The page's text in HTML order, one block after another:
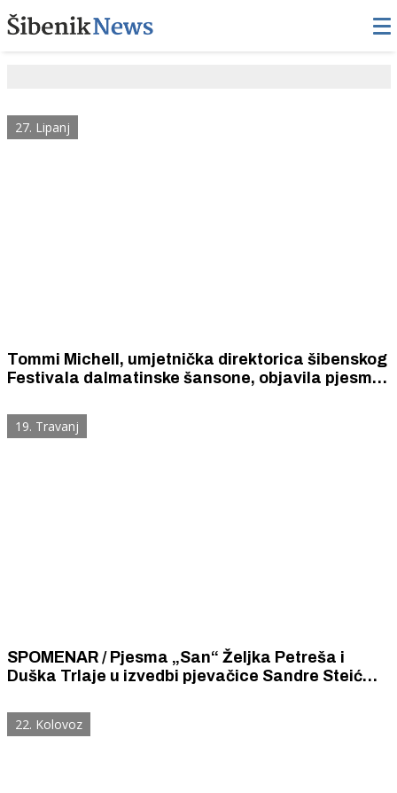
27. Lipanj
Tommi Michell, umjetnička direktorica šibenskog
Festivala dalmatinske šansone, objavila pjesmu
19. Travanj
SPOMENAR / Pjesma „San“ Željka Petreša i
Duška Trlaje u izvedbi pjevačice Sandre Steić
ZagrebFestu 1986. godine.
22. Kolovoz